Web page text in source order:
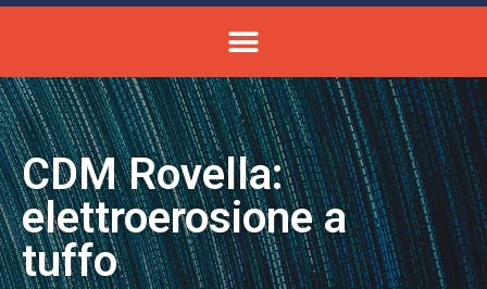
CDM Rovella:
elettroerosione a
tuffo